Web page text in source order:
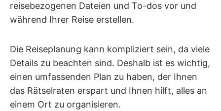
reisebezogenen Dateien und To-dos vor und
während Ihrer Reise erstellen.
Die Reiseplanung kann kompliziert sein, da viele
Details zu beachten sind. Deshalb ist es wichtig,
einen umfassenden Plan zu haben, der Ihnen
das Rätselraten erspart und Ihnen hilft, alles an
einem Ort zu organisieren.